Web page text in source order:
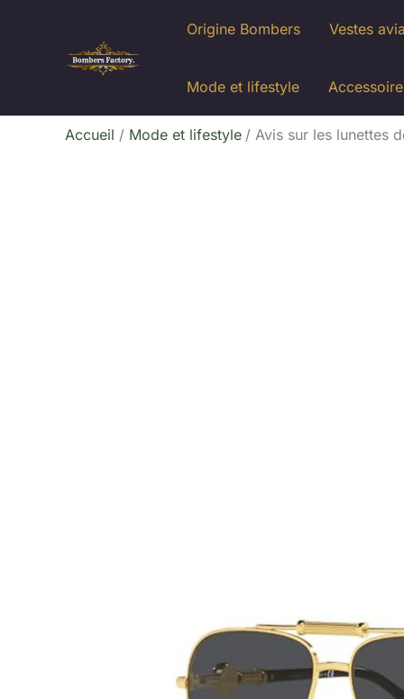
Origine Bombers Vestes
Mode et lifestyle
Accueil Mode et lifestyle Avis sur les lunettes